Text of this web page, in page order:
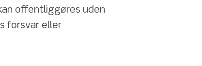
offentliggøres uden
forsvar eller